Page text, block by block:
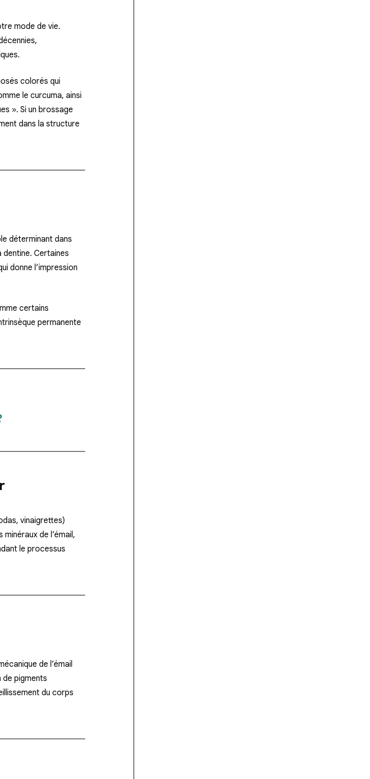
mode de vie.
colorés qui
le curcuma, ainsi
». Si un brossage
dans la structure
déterminant dans
dentine. Certaines
donne l’impression
certains
permanente
vinaigrettes)
de l’émail,
le processus
de l’émail
de pigments
du corps